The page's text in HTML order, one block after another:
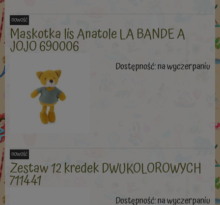
Maskotka lis Anatole LA BANDE A
JOJO 690006
Dostępność:na wyczerpaniu
nowość
Zestaw 12 kredek DWUKOLOROWYCH
711441
Dostępność:na wyczerpaniu
nowość